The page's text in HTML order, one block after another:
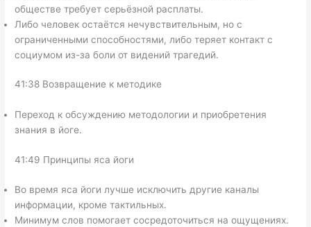
обществе требует серьёзной расплаты.
Либо человек остаётся нечувствительным, но с
ограниченными способностями, либо теряет контакт с
социумом из-за боли от видений трагедий.
41:38 Возвращение к методике
Переход к обсуждению методологии и приобретения
знания в йоге.
41:49 Принципы яса йоги
Во время яса йоги лучше исключить другие каналы
информации, кроме тактильных.
Минимум слов помогает сосредоточиться на ощущениях.